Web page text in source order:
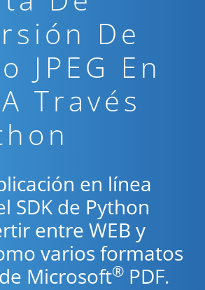
De
JPEG En
Través
en línea
SDK de Python
entre WEB y
varios formatos
Microsoft® PDF.